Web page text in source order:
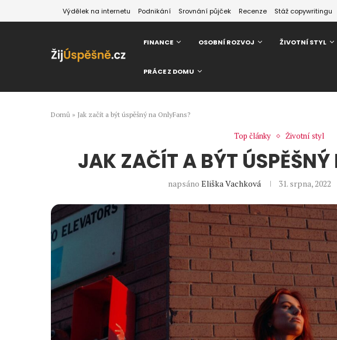
Výdělek na internetu Podnikání Srovnání půjček Recenze Stáž copywritingu
FINANCE OSOBNÍ ROZVOJ ŽIVOTNÍ STYL
PRÁCE Z DOMU
Domů » Jak začít a být úspěšný na OnlyFans?
Top články Životní styl
JAK ZAČÍT A BÝT
napsáno Eliška Vachková 31. srpna, 2022